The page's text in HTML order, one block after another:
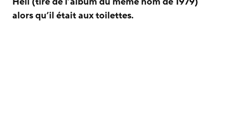
alors qu’il était aux toilettes.